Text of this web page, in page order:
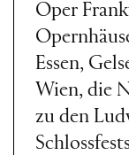
Oper
Essen,
Wien, die
zu den